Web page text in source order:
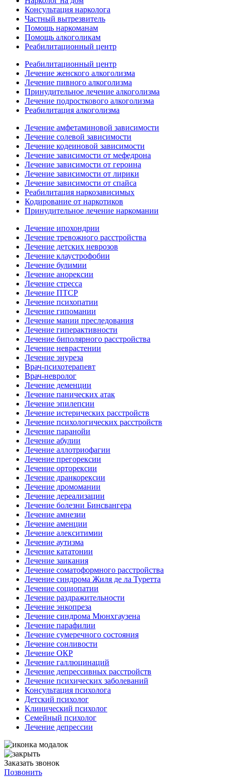
Консультация нарколога
Частный вытрезвитель
Помощь наркоманам
Помощь алкоголикам
Реабилитационный центр
Реабилитационный центр
Лечение женского алкоголизма
Лечение пивного алкоголизма
Принудительное лечение алкоголизма
Лечение подросткового алкоголизма
Реабилитация алкоголизма
Лечение амфетаминовой зависимости
Лечение солевой зависимости
Лечение кодеиновой зависимости
Лечение зависимости от мефедрона
Лечение зависимости от героина
Лечение зависимости от лирики
Лечение зависимости от спайса
Реабилитация наркозависимых
Кодирование от наркотиков
Принудительное лечение наркомании
Лечение ипохондрии
Лечение тревожного расстройства
Лечение детских неврозов
Лечение клаустрофобии
Лечение булимии
Лечение анорексии
Лечение стресса
Лечение ПТСР
Лечение психопатии
Лечение гипомании
Лечение мании преследования
Лечение гиперактивности
Лечение биполярного расстройства
Лечение неврастении
Лечение энуреза
Врач-психотерапевт
Врач-невролог
Лечение деменции
Лечение панических атак
Лечение эпилепсии
Лечение истерических расстройств
Лечение психологических расстройств
Лечение паранойи
Лечение абулии
Лечение аллотриофагии
Лечение прегорексии
Лечение орторексии
Лечение дранкорексии
Лечение дромомании
Лечение дереализации
Лечение болезни Бинсвангера
Лечение амнезии
Лечение аменции
Лечение алекситимии
Лечение аутизма
Лечение кататонии
Лечение заикания
Лечение соматоформного расстройства
Лечение синдрома Жиля де ла Туретта
Лечение социопатии
Лечение раздражительности
Лечение энкопреза
Лечение синдрома Мюнхгаузена
Лечение парафилии
Лечение сумеречного состояния
Лечение сонливости
Лечение ОКР
Лечение галлюцинаций
Лечение депрессивных расстройств
Лечение психических заболеваний
Консультация психолога
Детский психолог
Клинический психолог
Семейный психолог
Лечение депрессии
Заказать звонок
Позвонить